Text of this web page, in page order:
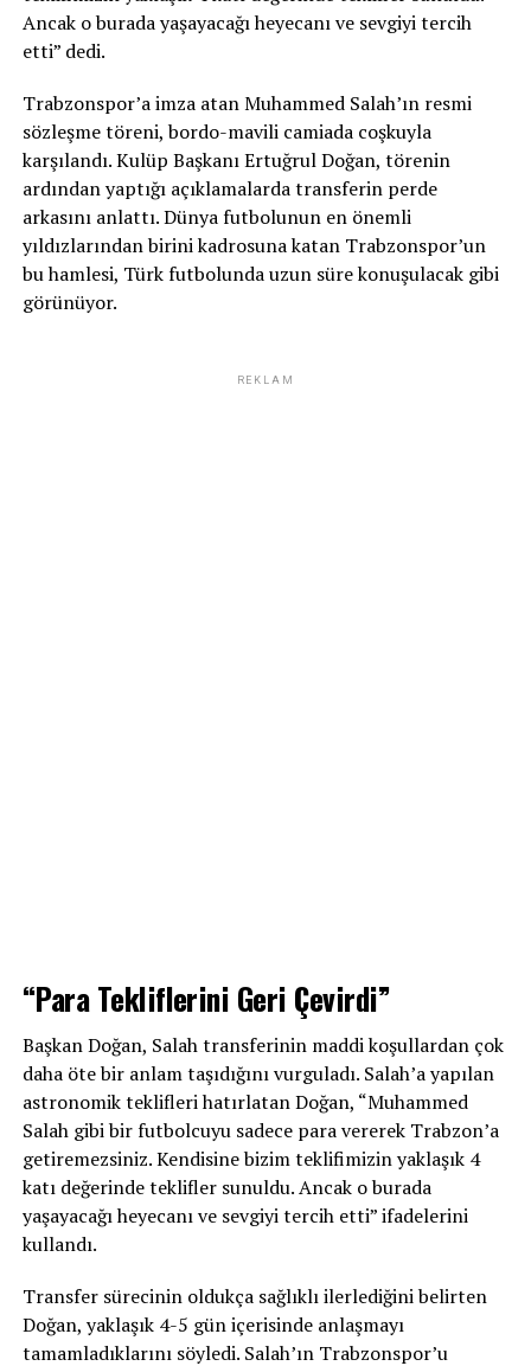
Ancak o burada yaşayacağı heyecanı ve sevgiyi tercih
etti” dedi.
Trabzonspor’a imza atan Muhammed Salah’ın resmi
sözleşme töreni, bordo-mavili camiada coşkuyla
karşılandı. Kulüp Başkanı Ertuğrul Doğan, törenin
ardından yaptığı açıklamalarda transferin perde
arkasını anlattı. Dünya futbolunun en önemli
yıldızlarından birini kadrosuna katan Trabzonspor’un
bu hamlesi, Türk futbolunda uzun süre konuşulacak gibi
görünüyor.
REKLAM
“Para Tekliflerini Geri Çevirdi”
Başkan Doğan, Salah transferinin maddi koşullardan çok
daha öte bir anlam taşıdığını vurguladı. Salah’a yapılan
astronomik teklifleri hatırlatan Doğan, “Muhammed
Salah gibi bir futbolcuyu sadece para vererek Trabzon’a
getiremezsiniz. Kendisine bizim teklifimizin yaklaşık 4
katı değerinde teklifler sunuldu. Ancak o burada
yaşayacağı heyecanı ve sevgiyi tercih etti” ifadelerini
kullandı.
Transfer sürecinin oldukça sağlıklı ilerlediğini belirten
Doğan, yaklaşık 4-5 gün içerisinde anlaşmayı
tamamladıklarını söyledi. Salah’ın Trabzonspor’u